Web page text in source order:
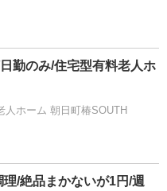
勤のみ/住宅型有料老人ホ
人ホーム 朝日町椿SOUTH
/絶品まかないが1円/週